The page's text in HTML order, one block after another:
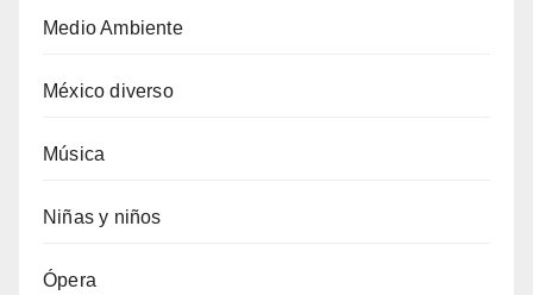
Medio Ambiente
México diverso
Música
Niñas y niños
Ópera